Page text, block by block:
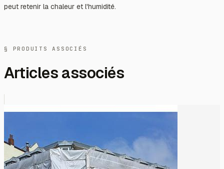
peut retenir la chaleur et l'humidité.
§ PRODUITS ASSOCIÉS
Articles associés